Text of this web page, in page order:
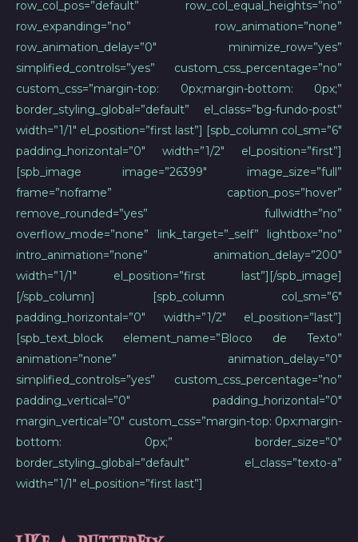
row_col_pos=”default” row_col_equal_heights=”no”
row_expanding=”no” row_animation=”none”
row_animation_delay=”0″ minimize_row=”yes”
simplified_controls=”yes” custom_css_percentage=”no”
custom_css=”margin-top: 0px;margin-bottom: 0px;”
border_styling_global=”default” el_class=”bg-fundo-post”
width=”1/1″ el_position=”first last”] [spb_column col_sm=”6″
padding_horizontal=”0″ width=”1/2″ el_position=”first”]
[spb_image image=”26399″ image_size=”full”
frame=”noframe” caption_pos=”hover”
remove_rounded=”yes” fullwidth=”no”
overflow_mode=”none” link_target=”_self” lightbox=”no”
intro_animation=”none” animation_delay=”200″
width=”1/1″ el_position=”first last”][/spb_image]
[/spb_column] [spb_column col_sm=”6″
padding_horizontal=”0″ width=”1/2″ el_position=”last”]
[spb_text_block element_name=”Bloco de Texto”
animation=”none” animation_delay=”0″
simplified_controls=”yes” custom_css_percentage=”no”
padding_vertical=”0″ padding_horizontal=”0″
margin_vertical=”0″ custom_css=”margin-top: 0px;margin-
bottom: 0px;” border_size=”0″
border_styling_global=”default” el_class=”texto-a”
width=”1/1″ el_position=”first last”]